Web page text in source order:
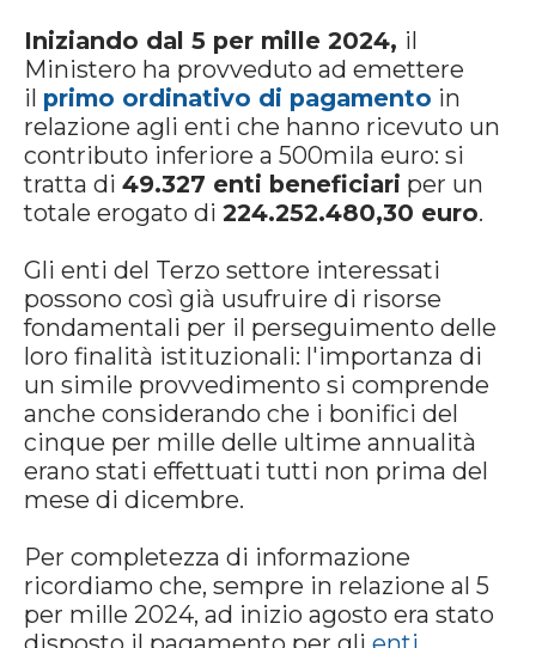
Iniziando dal 5 per mille 2024, il
Ministero ha provveduto ad emettere
il primo ordinativo di pagamento in
relazione agli enti che hanno ricevuto un
contributo inferiore a 500mila euro: si
tratta di 49.327 enti beneficiari per un
totale erogato di 224.252.480,30 euro.
Gli enti del Terzo settore interessati
possono così già usufruire di risorse
fondamentali per il perseguimento delle
loro finalità istituzionali: l'importanza di
un simile provvedimento si comprende
anche considerando che i bonifici del
cinque per mille delle ultime annualità
erano stati effettuati tutti non prima del
mese di dicembre.
Per completezza di informazione
ricordiamo che, sempre in relazione al 5
per mille 2024, ad inizio agosto era stato